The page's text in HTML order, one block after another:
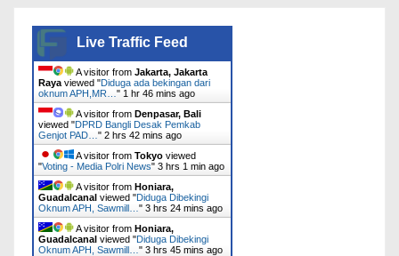
Live Traffic Feed
A visitor from Jakarta, Jakarta
Raya viewed "Diduga ada bekingan dari
oknum APH,MR… " 1 hr 46 mins ago
A visitor from Denpasar, Bali
viewed "DPRD Bangli Desak Pemkab
Genjot PAD… " 2 hrs 42 mins ago
A visitor from Tokyo viewed
"Voting - Media Polri News" 3 hrs 1 min ago
A visitor from Honiara,
Guadalcanal viewed "Diduga Dibekingi
Oknum APH, Sawmill… " 3 hrs 24 mins ago
A visitor from Honiara,
Guadalcanal viewed "Diduga Dibekingi
Oknum APH, Sawmill… " 3 hrs 45 mins ago